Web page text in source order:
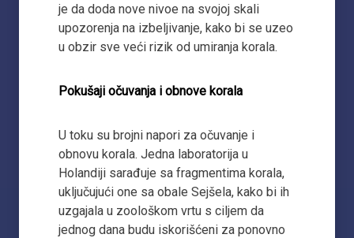
je da doda nove nivoe na svojoj skali
upozorenja na izbeljivanje, kako bi se uzeo
u obzir sve veći rizik od umiranja korala.
Pokušaji očuvanja i obnove korala
U toku su brojni napori za očuvanje i
obnovu korala. Jedna laboratorija u
Holandiji sarađuje sa fragmentima korala,
uključujući one sa obale Sejšela, kako bi ih
uzgajala u zoološkom vrtu s ciljem da
jednog dana budu iskorišćeni za ponovno